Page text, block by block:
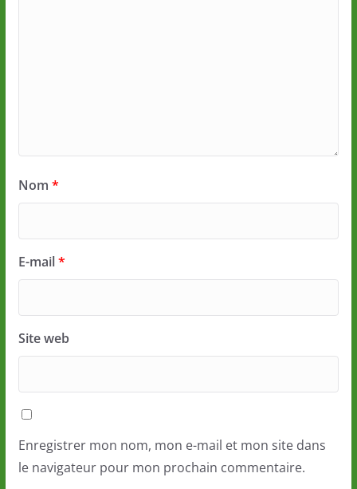
Nom *
E-mail*
Site web
Enregistrer mon nom, mon e-mail et mon site dans
le navigateur pour mon prochain commentaire.